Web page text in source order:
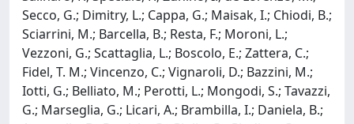
Secco, G.; Dimitry, L.; Cappa, G.; Maisak, I.; Chiodi, B.;
Sciarrini, M.; Barcella, B.; Resta, F.; Moroni, L.;
Vezzoni, G.; Scattaglia, L.; Boscolo, E.; Zattera, C.;
Fidel, T. M.; Vincenzo, C.; Vignaroli, D.; Bazzini, M.;
Iotti, G.; Belliato, M.; Perotti, L.; Mongodi, S.; Tavazzi,
G.; Marseglia, G.; Licari, A.; Brambilla, I.; Daniela, B.;